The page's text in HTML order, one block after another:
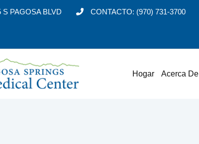
S PAGOSA BLVD CONTACTO: (970) 731-3700
Hogar Acerca De